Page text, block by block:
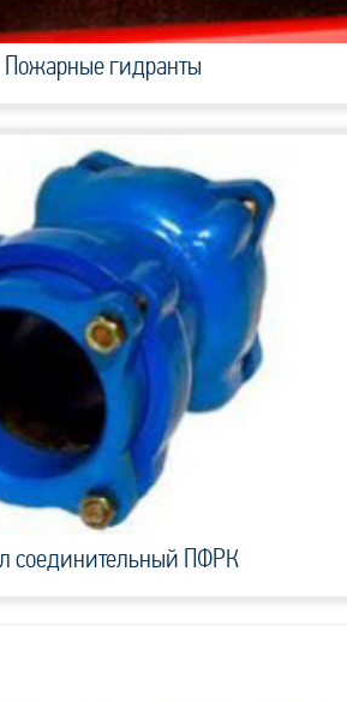
Пожарные гидранты
соединительный ПФРК